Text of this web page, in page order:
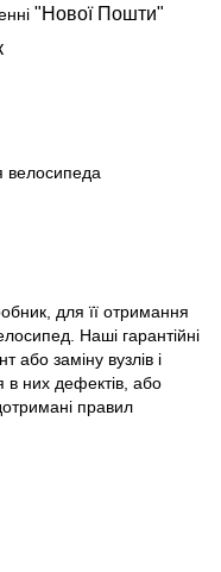
"Нової Пошти"
велосипеда
для її отримання
Наші гарантійні
або заміну вузлів і
в них дефектів, або
правил